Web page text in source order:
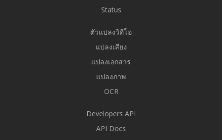
Status
ตัวแปลงวิดีโอ
แปลงเสียง
แปลงเอกสาร
แปลงภาพ
OCR
Developers API
API Docs